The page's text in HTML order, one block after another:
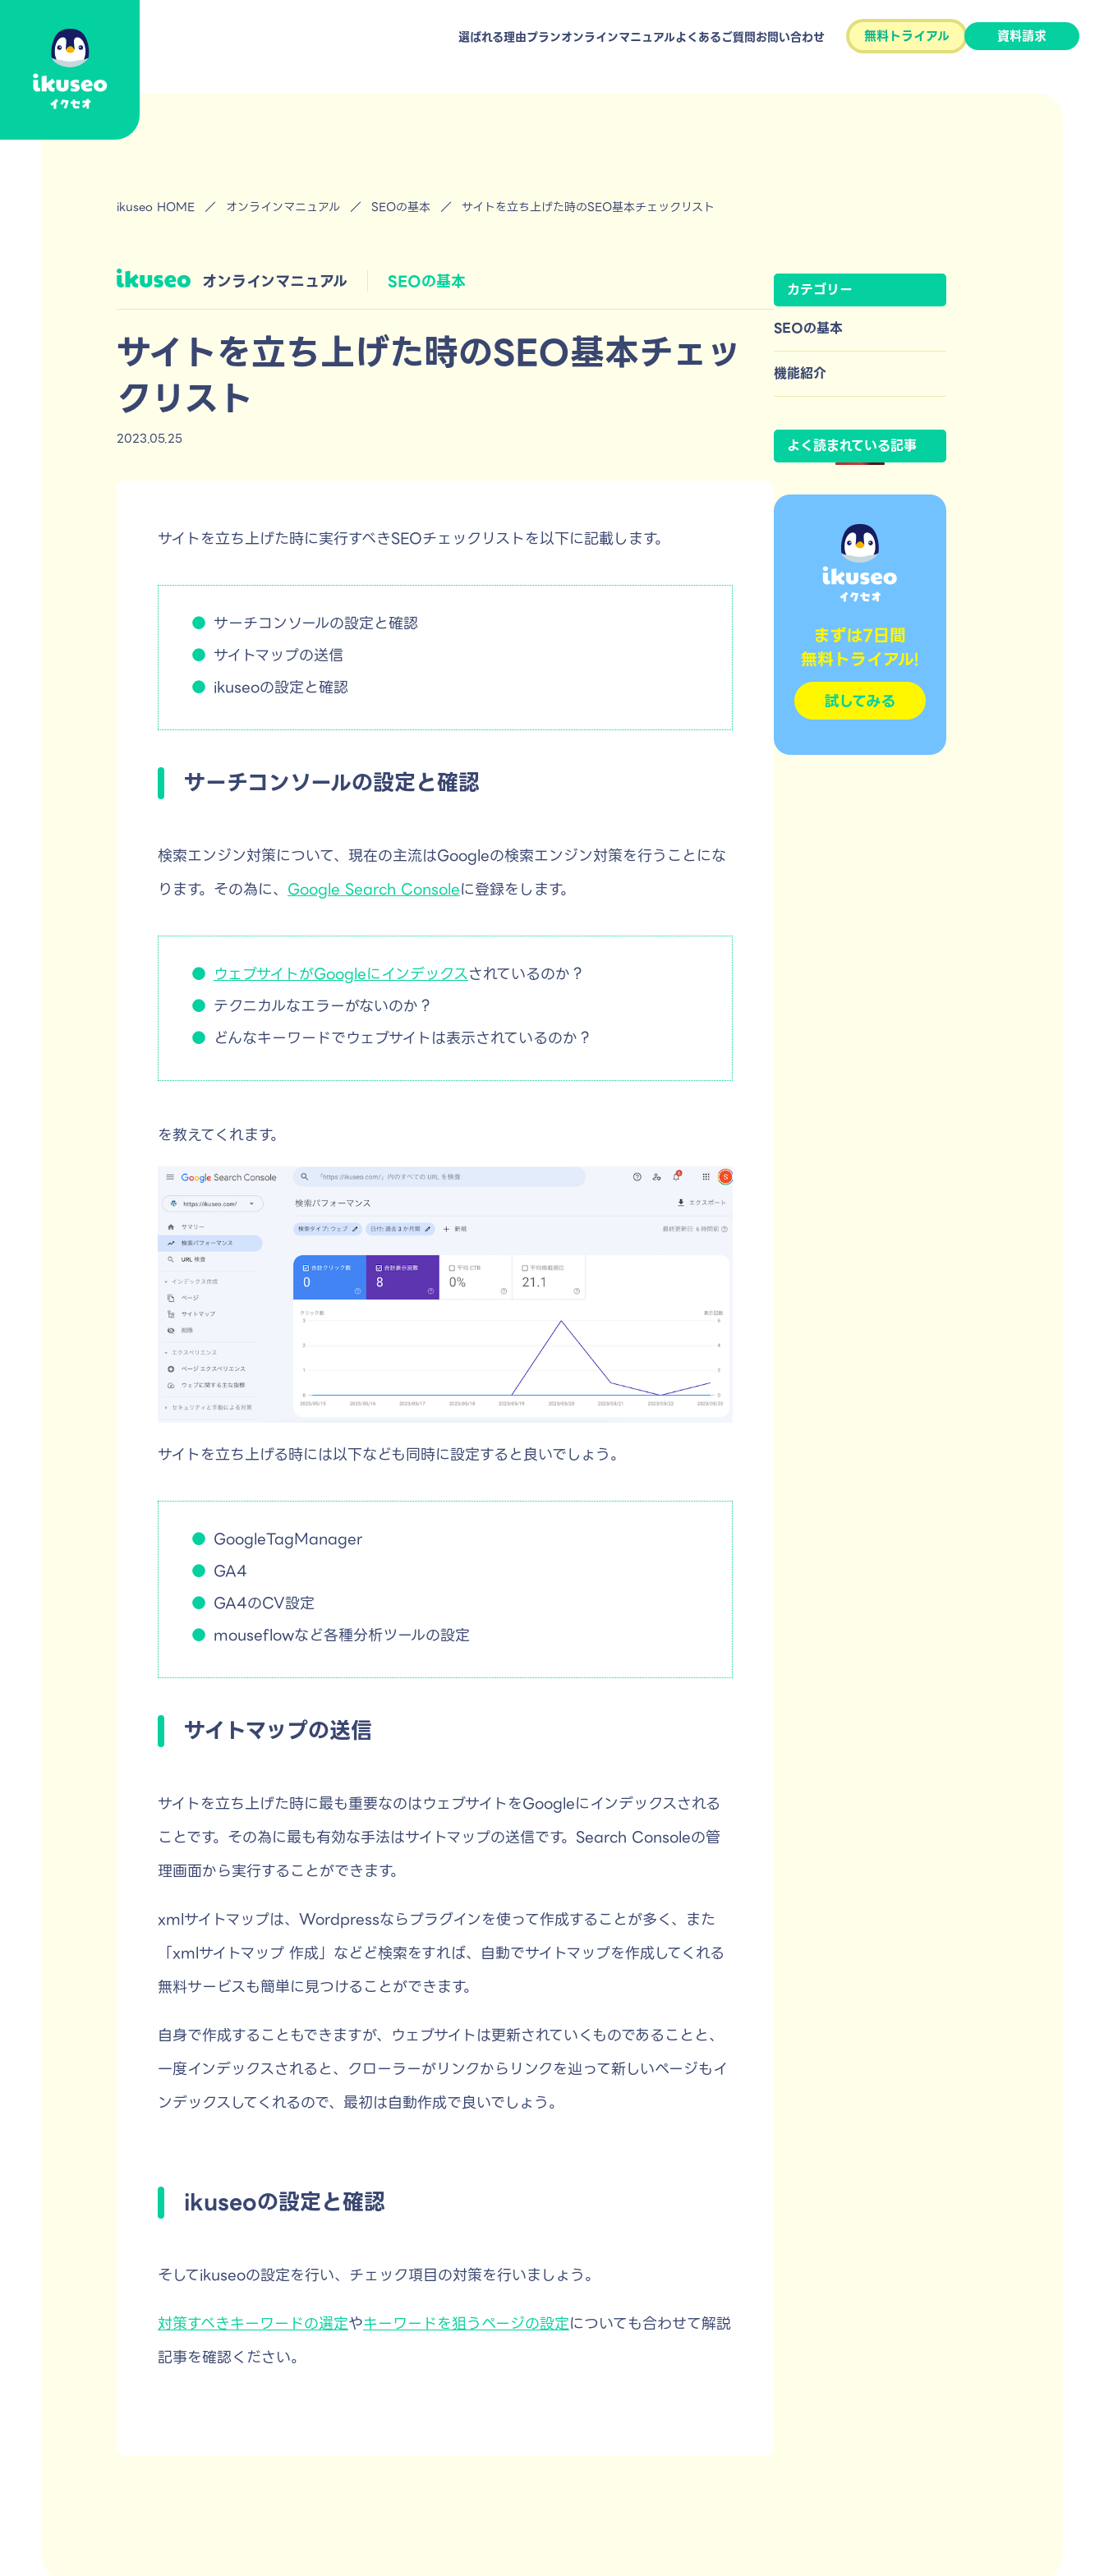
選ばれる理由プランオンラインマニュアルよくあるご質問お問い合わせ 無料トライアル 資料請求
ikuseo HOME ／ オンラインマニュアル ／ SEOの基本 ／ サイトを立ち上げた時のSEO基本チェックリスト
オンラインマニュアル SEOの基本
サイトを立ち上げた時のSEO基本チェッ
クリスト
2023.05.25
サイトを立ち上げた時に実行すべきSEOチェックリストを以下に記載します。
サーチコンソールの設定と確認
サイトマップの送信
ikuseoの設定と確認
サーチコンソールの設定と確認
検索エンジン対策について、現在の主流はGoogleの検索エンジン対策を行うことにな
ります。その為に、 Google Search Consoleに登録をします。
ウェブサイトがGoogleにインデックスされているのか？
テクニカルなエラーがないのか？
どんなキーワードでウェブサイトは表示されているのか？
を教えてくれます。
サイトを立ち上げる時には以下なども同時に設定すると良いでしょう。
GoogleTagManager
GA4
GA4のCV設定
mouseflowなど各種分析ツールの設定
サイトマップの送信
サイトを立ち上げた時に最も重要なのはウェブサイトをGoogleにインデックスされる
ことです。その為に最も有効な手法はサイトマップの送信です。Search Consoleの管
理画面から実行することができます。
xmlサイトマップは、Wordpressならプラグインを使って作成することが多く、また
「xmlサイトマップ 作成」などど検索をすれば、自動でサイトマップを作成してくれる
無料サービスも簡単に見つけることができます。
自身で作成することもできますが、ウェブサイトは更新されていくものであることと、
一度インデックスされると、クローラーがリンクからリンクを辿って新しいページもイ
ンデックスしてくれるので、最初は自動作成で良いでしょう。
ikuseoの設定と確認
そしてikuseoの設定を行い、チェック項目の対策を行いましょう。
対策すべきキーワードの選定やキーワードを狙うページの設定についても合わせて解説
記事を確認ください。
カテゴリー
SEOの基本
機能紹介
よく読まれている記事